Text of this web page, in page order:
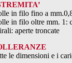
in filo fino a
in filo oltre mm. 1:
aperte troncate
le dimensioni e i